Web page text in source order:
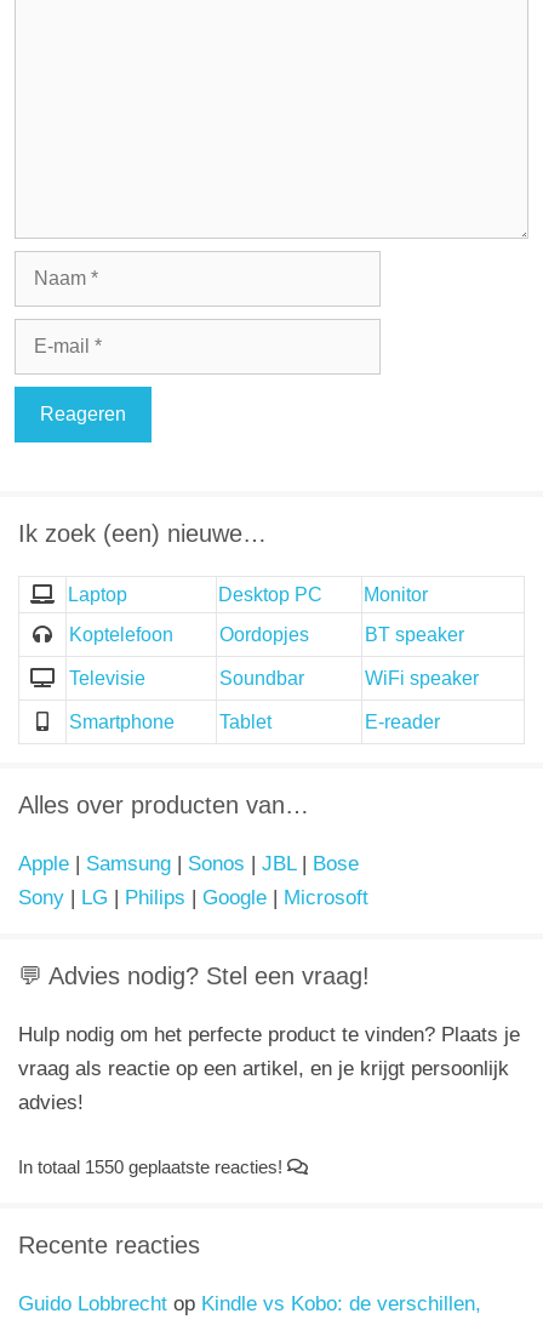
Naam
Ik zoek (een) nieuwe…
Laptop Desktop PC
Monitor
Koptelefoon
Oordopjes BT speaker
Televisie Soundbar WiFi speaker
Smartphone Tablet E-reader
Alles over producten van…
Apple | Samsung | Sonos | JBL| Bose
Sony | LG | Philips | Google | Microsoft
💬 Advies nodig? Stel een vraag!
Hulp nodig om het perfecte product te vinden? Plaats je
vraag als reactie op een artikel, en je krijgt persoonlijk
advies!
In totaal 1550 geplaatste reacties!
Recente reacties
Guido Lobbrecht op Kindle vs Kobo: de verschillen,